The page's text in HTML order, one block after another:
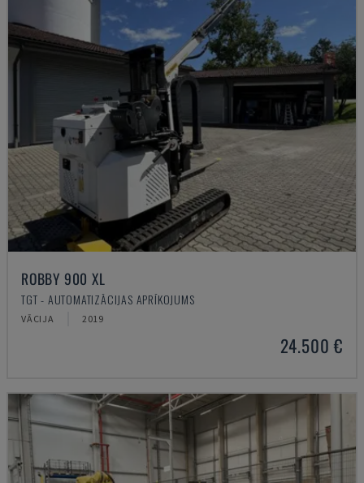
ROBBY 900 XL
TGT - AUTOMATIZĀCIJAS APRĪKOJUMS
VĀCIJA 2019
24.500 €